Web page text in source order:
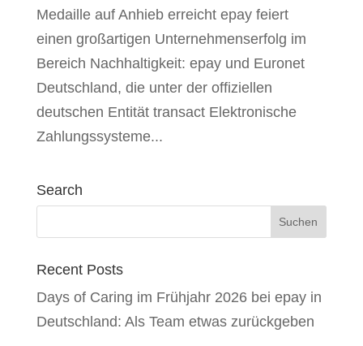
Medaille auf Anhieb erreicht epay feiert
einen großartigen Unternehmenserfolg im
Bereich Nachhaltigkeit: epay und Euronet
Deutschland, die unter der offiziellen
deutschen Entität transact Elektronische
Zahlungssysteme...
Search
Recent Posts
Days of Caring im Frühjahr 2026 bei epay in
Deutschland: Als Team etwas zurückgeben